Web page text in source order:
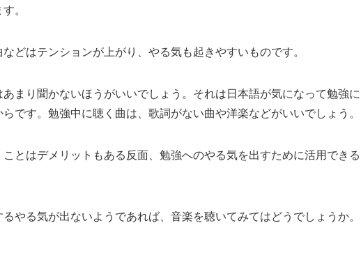
。
どはテンションが上がり、やる気も起きやすいものです。
まり聞かないほうがいいでしょう。それは日本語が気になって勉強に
です。勉強中に聴く曲は、歌詞がない曲や洋楽などがいいでしょう。
とはデメリットもある反面、勉強へのやる気を出すために活用できる
やる気が出ないようであれば、音楽を聴いてみてはどうでしょうか。